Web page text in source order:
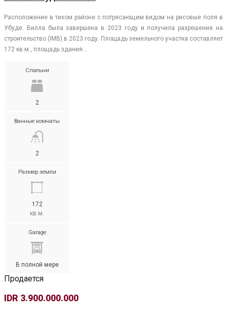
Расположение в тихом районе с потрясающим видом на рисовые поля в
Убуде. Вилла была завершена в 2023 году и получила разрешение на
строительство (IMB) в 2023 году. Площадь земельного участка составляет
172 кв.м., площадь здания…
Спальни
2
Ванные комнаты
2
Размер земли
172
кв.м.
Garage
В полной мере
Продается
IDR 3.900.000.000